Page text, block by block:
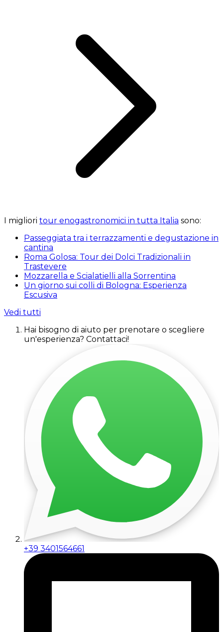
I migliori tour enogastronomici in tutta Italia sono:
Passeggiata tra i terrazzamenti e degustazione in
cantina
Roma Golosa: Tour dei Dolci Tradizionali in
Trastevere
Mozzarella e Scialatielli alla Sorrentina
Un giorno sui colli di Bologna: Esperienza
Escusiva
Vedi tutti
Hai bisogno di aiuto per prenotare o scegliere
un'esperienza? Contattaci!
+39 3401564661